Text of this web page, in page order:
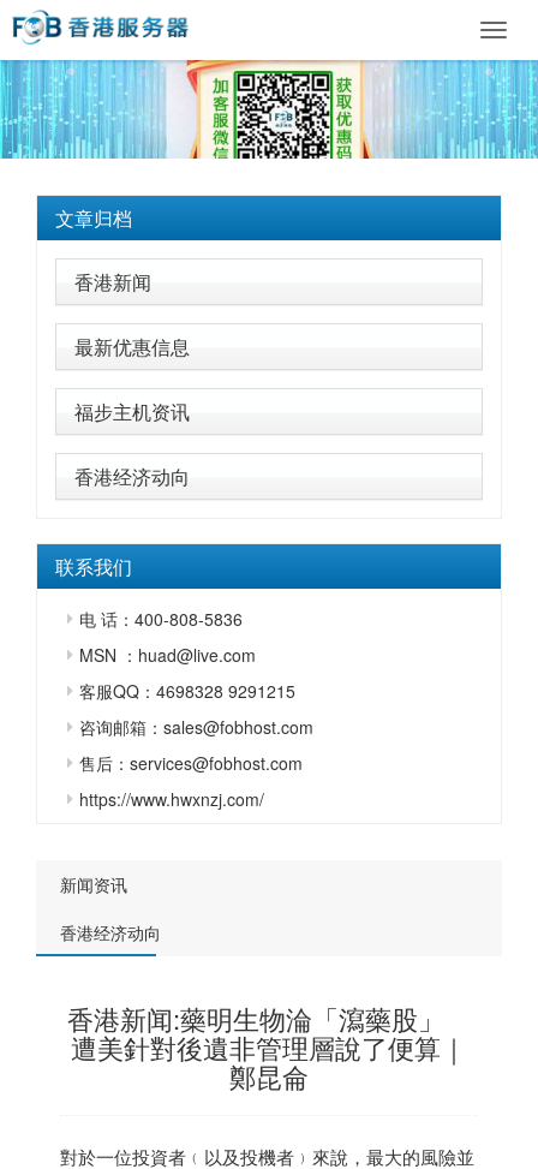
文章归档
香港新闻
最新优惠信息
福步主机资讯
香港经济动向
联系我们
电 话：400-808-5836
MSN ：huad@live.com
客服QQ：4698328 9291215
咨询邮箱：sales@fobhost.com
售后：services@fobhost.com
https://www.hwxnzj.com/
新闻资讯
香港经济动向
香港新闻:藥明生物淪「瀉藥股」
遭美針對後遺非管理層說了便算｜
鄭昆侖
對於一位投資者﹙以及投機者﹚來說，最大的風險並